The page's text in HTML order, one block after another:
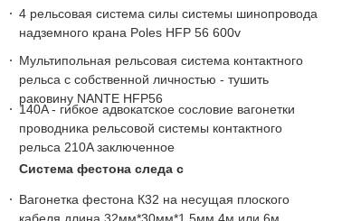
4 рельсовая система силы системы шинопровода
надземного крана Poles HFP 56 600v
Мультипольная рельсовая система контактного
рельса с собственной личностью - тушить
раковину NANTE HFP56
140A - гибкое адвокатское сословие вагонетки
проводника рельсовой системы контактного
рельса 210A заключенное
Система фестона следа c
Вагонетка фестона К32 на несущая плоского